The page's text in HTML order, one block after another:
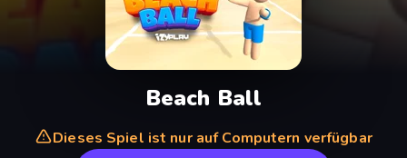
Beach Ball
Dieses Spiel ist nur auf Computern verfügbar